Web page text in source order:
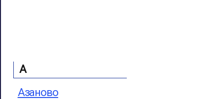
А
Азаново